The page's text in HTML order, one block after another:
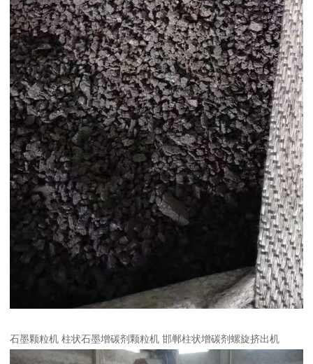
石墨颗粒机 柱状石墨增碳剂颗粒机 邯郸柱状增碳剂螺旋挤出机